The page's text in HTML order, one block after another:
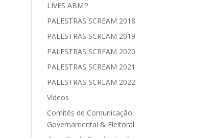
LIVES ABMP
PALESTRAS SCREAM 2018
PALESTRAS SCREAM 2019
PALESTRAS SCREAM 2020
PALESTRAS SCREAM 2021
PALESTRAS SCREAM 2022
Vídeos
Comitês de Comunicação
Governamental & Eleitoral